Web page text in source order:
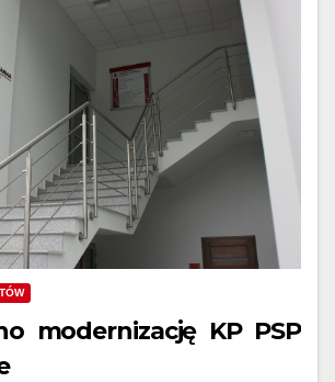
modernizację KP PSP